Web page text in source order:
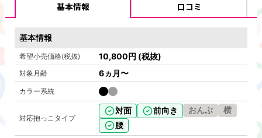
基本情報 口コミ
基本情報
希望小売価格(税抜) 10,800円 (税抜)
対象月齢 6ヵ月〜
カラー系統
対応抱っこタイプ
対面 前向き おんぶ
横
腰